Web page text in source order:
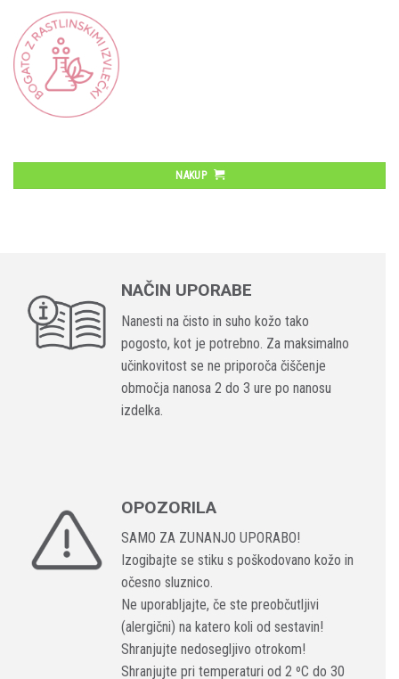
NAKUP
NAČIN UPORABE
Nanesti na čisto in suho kožo tako
pogosto, kot je potrebno. Za maksimalno
učinkovitost se ne priporoča čiščenje
območja nanosa 2 do 3 ure po nanosu
izdelka.
OPOZORILA
SAMO ZA ZUNANJO UPORABO!
Izogibajte se stiku s poškodovano kožo in
očesno sluznico.
Ne uporabljajte, če ste preobčutljivi
(alergični) na katero koli od sestavin!
Shranjujte nedosegljivo otrokom!
Shranjujte pri temperaturi od 2 ºC do 30